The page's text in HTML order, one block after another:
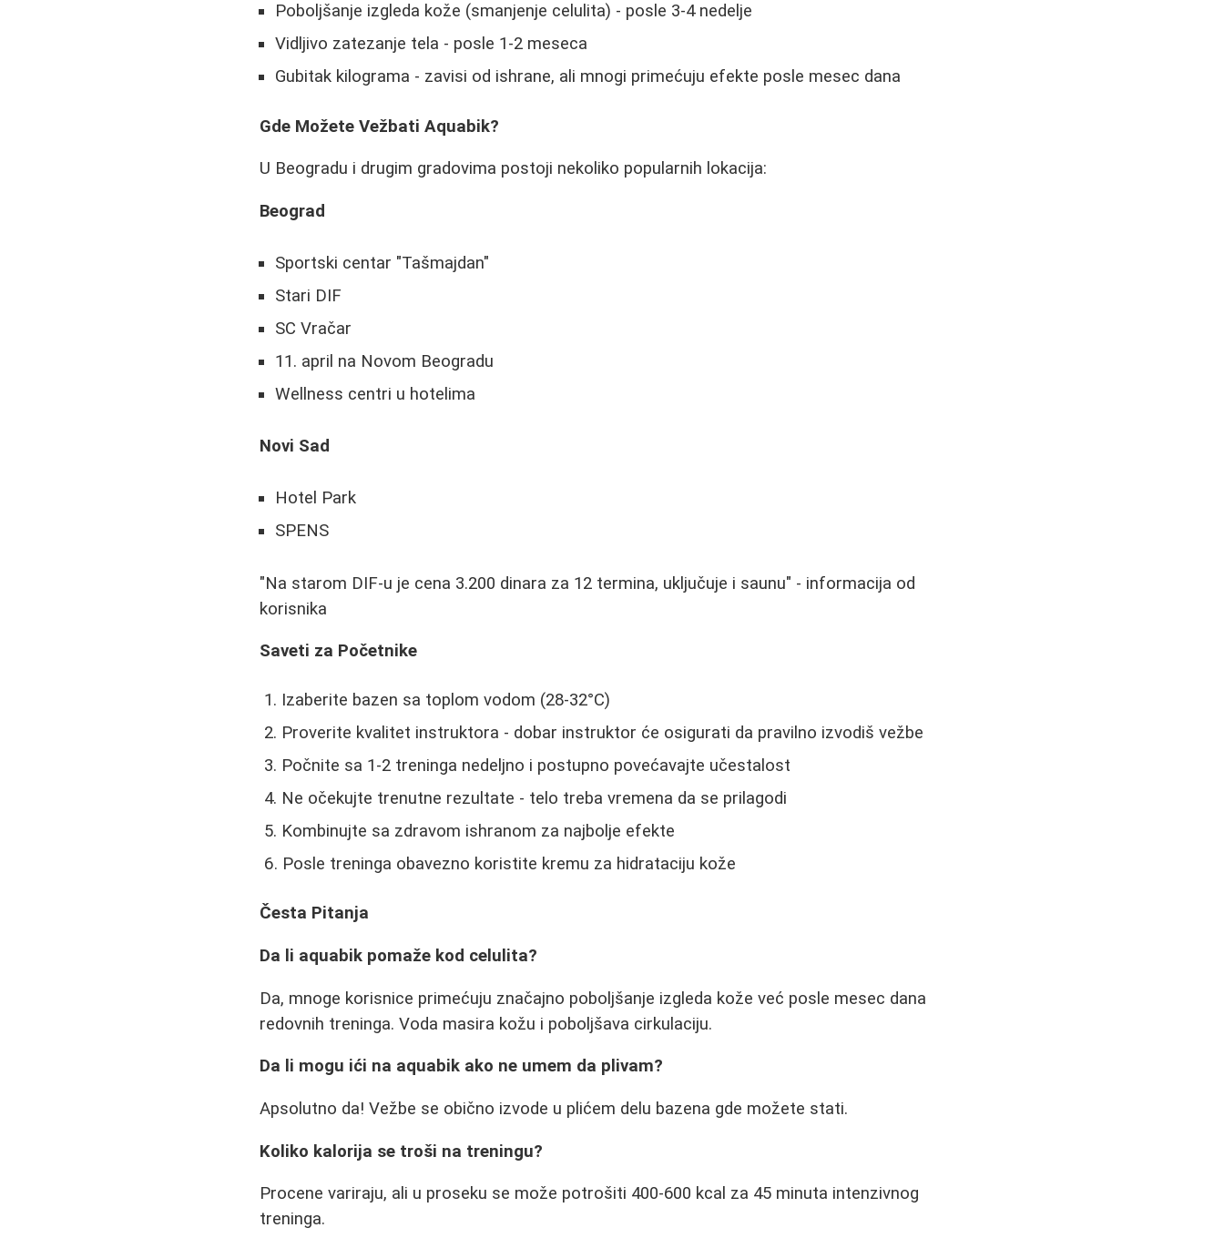
Poboljšanje izgleda kože (smanjenje celulita) - posle 3-4 nedelje
Vidljivo zatezanje tela - posle 1-2 meseca
Gubitak kilograma - zavisi od ishrane, ali mnogi primećuju efekte posle mesec dana
Gde Možete Vežbati Aquabik?
U Beogradu i drugim gradovima postoji nekoliko popularnih lokacija:
Beograd
Sportski centar "Tašmajdan"
Stari DIF
SC Vračar
11. april na Novom Beogradu
Wellness centri u hotelima
Novi Sad
Hotel Park
SPENS
"Na starom DIF-u je cena 3.200 dinara za 12 termina, uključuje i saunu" - informacija od
korisnika
Saveti za Početnike
Izaberite bazen sa toplom vodom (28-32°C)
Proverite kvalitet instruktora - dobar instruktor će osigurati da pravilno izvodiš vežbe
Počnite sa 1-2 treninga nedeljno i postupno povećavajte učestalost
Ne očekujte trenutne rezultate - telo treba vremena da se prilagodi
Kombinujte sa zdravom ishranom za najbolje efekte
Posle treninga obavezno koristite kremu za hidrataciju kože
Česta Pitanja
Da li aquabik pomaže kod celulita?
Da, mnoge korisnice primećuju značajno poboljšanje izgleda kože već posle mesec dana
redovnih treninga. Voda masira kožu i poboljšava cirkulaciju.
Da li mogu ići na aquabik ako ne umem da plivam?
Apsolutno da! Vežbe se obično izvode u plićem delu bazena gde možete stati.
Koliko kalorija se troši na treningu?
Procene variraju, ali u proseku se može potrošiti 400-600 kcal za 45 minuta intenzivnog
treninga.